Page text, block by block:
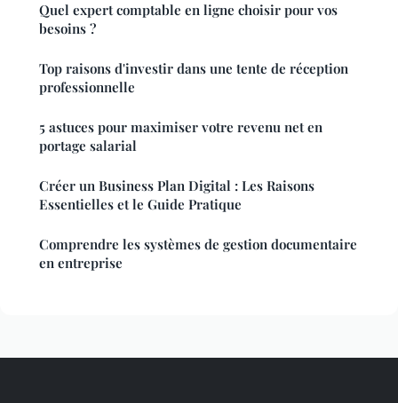
Quel expert comptable en ligne choisir pour vos
besoins ?
Top raisons d'investir dans une tente de réception
professionnelle
5 astuces pour maximiser votre revenu net en
portage salarial
Créer un Business Plan Digital : Les Raisons
Essentielles et le Guide Pratique
Comprendre les systèmes de gestion documentaire
en entreprise